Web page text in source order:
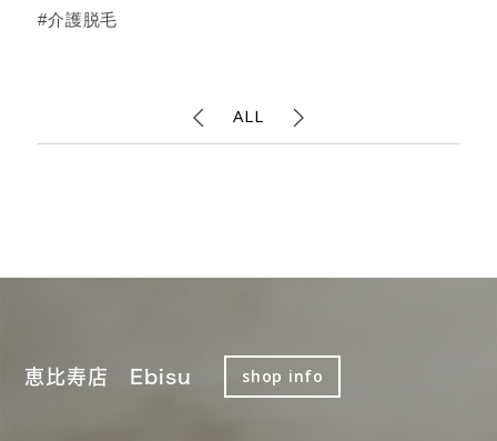
#介護脱毛
ALL
恵比寿店 Ebisu shop info